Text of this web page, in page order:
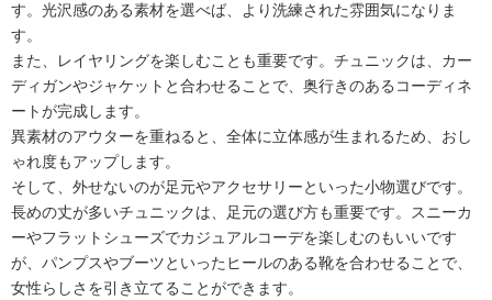
す。光沢感のある素材を選べば、より洗練された雰囲気になりま
す。
また、レイヤリングを楽しむことも重要です。チュニックは、カー
ディガンやジャケットと合わせることで、奥行きのあるコーディネ
ートが完成します。
異素材のアウターを重ねると、全体に立体感が生まれるため、おし
ゃれ度もアップします。
そして、外せないのが足元やアクセサリーといった小物選びです。
長めの丈が多いチュニックは、足元の選び方も重要です。スニーカ
ーやフラットシューズでカジュアルコーデを楽しむのもいいです
が、パンプスやブーツといったヒールのある靴を合わせることで、
女性らしさを引き立てることができます。